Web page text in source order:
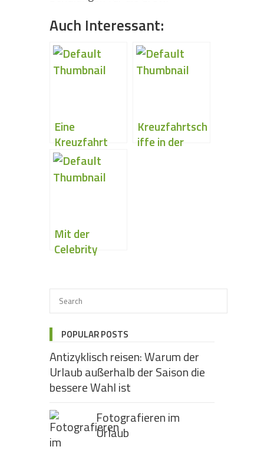
Auch Interessant:
Eine
Kreuzfahrt
bietet jedem
was
Kreuzfahrtsch
iffe in der
Mit der
Celebrity
POPULAR POSTS
Antizyklisch reisen: Warum der
Urlaub außerhalb der Saison die
bessere Wahl ist
Fotografieren im
Urlaub